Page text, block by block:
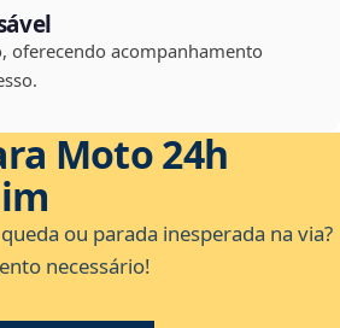
oferecendo acompanhamento
Moto 24h
ou parada inesperada na via?
necessário!